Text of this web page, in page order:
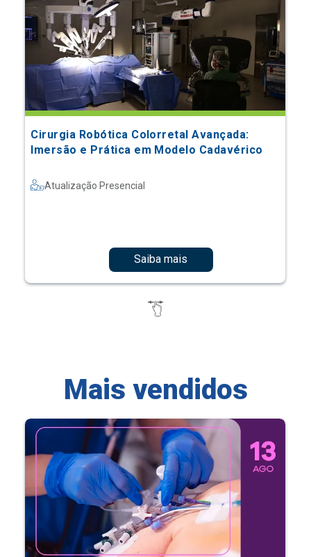
Cirurgia Robótica Colorretal Avançada:
Imersão e Prática em Modelo Cadavérico
Atualização Presencial
Saiba mais
Mais vendidos